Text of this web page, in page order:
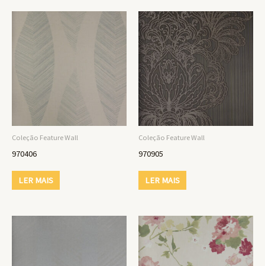
Coleção Feature Wall
970406
LER MAIS
Coleção Feature Wall
970905
LER MAIS